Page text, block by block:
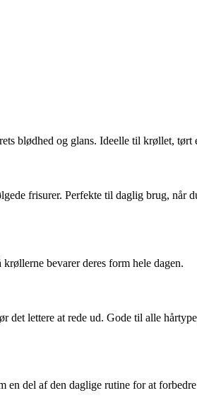
blødhed og glans. Ideelle til krøllet, tørt
frisurer. Perfekte til daglig brug, når
bevarer deres form hele dagen.
det lettere at rede ud. Gode til alle
en del af den daglige rutine for at